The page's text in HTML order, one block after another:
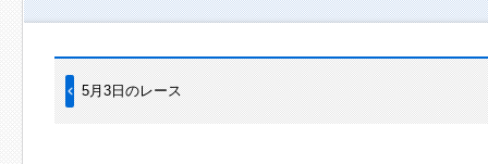
5月3日のレース